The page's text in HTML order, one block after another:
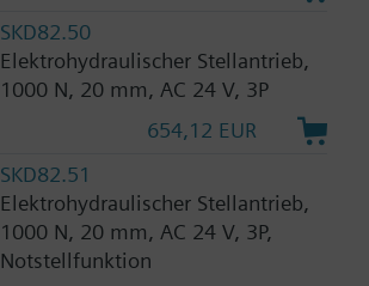
SKD82.50
Elektrohydraulischer Stellantrieb,
1000 N, 20 mm, AC 24 V, 3P
654,12 EUR
SKD82.51
Elektrohydraulischer Stellantrieb,
1000 N, 20 mm, AC 24 V, 3P,
Notstellfunktion